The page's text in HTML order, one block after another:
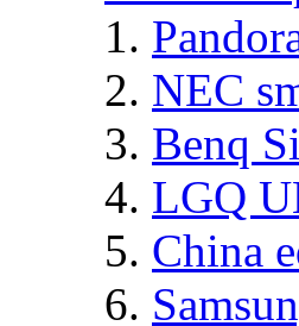
NEC
Benq
LGQ
China